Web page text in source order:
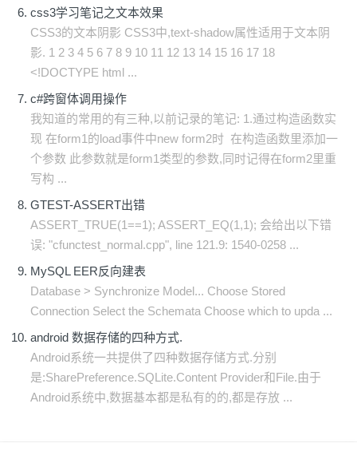
css3学习笔记之文本效果
CSS3的文本阴影 CSS3中,text-shadow属性适用于文本阴
影. 1 2 3 4 5 6 7 8 9 10 11 12 13 14 15 16 17 18
<!DOCTYPE html ...
c#跨窗体调用操作
我知道的常用的有三种,以前记录的笔记: 1.通过构造函数实
现 在form1的load事件中new form2时 在构造函数里添加一
个参数 此参数就是form1类型的参数,同时记得在form2里重
写构 ...
GTEST-ASSERT出错
ASSERT_TRUE(1==1); ASSERT_EQ(1,1); 会给出以下错
误: "cfunctest_normal.cpp", line 121.9: 1540-0258 ...
MySQL EER反向建表
Database > Synchronize Model... Choose Stored
Connection Select the Schemata Choose which to upda ...
android 数据存储的四种方式.
Android系统一共提供了四种数据存储方式.分别
是:SharePreference.SQLite.Content Provider和File.由于
Android系统中,数据基本都是私有的的,都是存放 ...